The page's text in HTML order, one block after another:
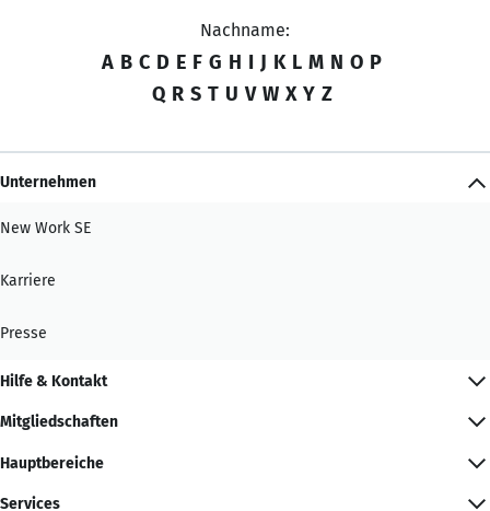
Nachname:
A B C D E F G H I J K L M N O P
Q R S T U V W X Y Z
Unternehmen
New Work SE
Karriere
Presse
Hilfe & Kontakt
Mitgliedschaften
Hauptbereiche
Services